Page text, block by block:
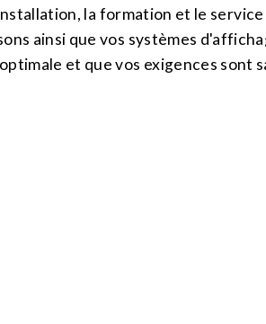
la formation et le
ainsi que vos systèmes
et que vos exigences sont